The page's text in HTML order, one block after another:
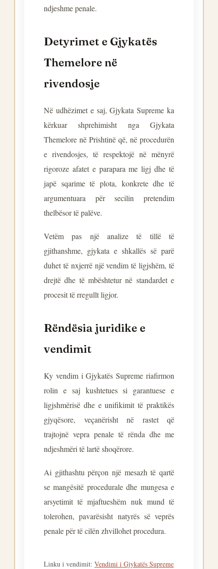
ndjeshme penale.
Detyrimet e Gjykatës
Themelore në
rivendosje
Në udhëzimet e saj, Gjykata Supreme ka
kërkuar shprehimisht nga Gjykata
Themelore në Prishtinë që, në procedurën
e rivendosjes, të respektojë në mënyrë
rigoroze afatet e parapara me ligj dhe të
japë sqarime të plota, konkrete dhe të
argumentuara për secilin pretendim
thelbësor të palëve.
Vetëm pas një analize të tillë të
gjithanshme, gjykata e shkallës së parë
duhet të nxjerrë një vendim të ligjshëm, të
drejtë dhe të mbështetur në standardet e
procesit të rregullt ligjor.
Rëndësia juridike e
vendimit
Ky vendim i Gjykatës Supreme riafirmon
rolin e saj kushtetues si garantuese e
ligjshmërisë dhe e unifikimit të praktikës
gjyqësore, veçanërisht në rastet që
trajtojnë vepra penale të rënda dhe me
ndjeshmëri të lartë shoqërore.
Ai gjithashtu përçon një mesazh të qartë
se mangësitë procedurale dhe mungesa e
arsyetimit të mjaftueshëm nuk mund të
tolerohen, pavarësisht natyrës së veprës
penale për të cilën zhvillohet procedura.
Linku i vendimit: Vendimi i Gjykatës Supreme